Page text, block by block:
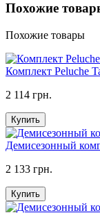
Похожие
Похожие товары
Комплект Peluche
2 114 грн.
Купить
Демисезонный
2 133 грн.
Купить